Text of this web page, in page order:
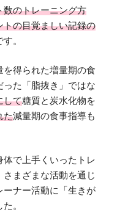
数のトレーニング方
トの目覚ましい記録の
。
を得られた増量期の食
た「脂抜き」ではな
して糖質と炭水化物を
た減量期の食事指導も
で上手くいったトレ
まざまな活動を通じ
ナー活動に「生きが
。